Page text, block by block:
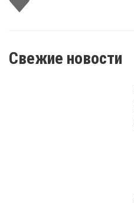
лайк
Свежие новости